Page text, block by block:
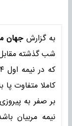
به گزارش جهان
شب گذشته مقابل
کاملا متفاوت
بر صفر به
نیمه مربیان